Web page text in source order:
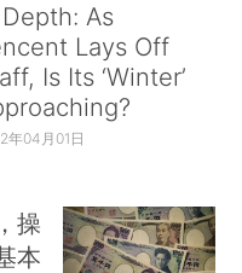
As
Lays Off
Is Its ‘Winter’
年04月01日
操
本